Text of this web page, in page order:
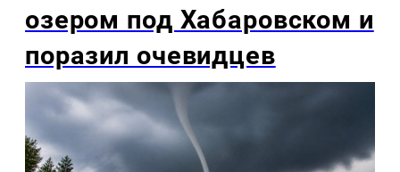
озером под Хабаровском и
поразил очевидцев